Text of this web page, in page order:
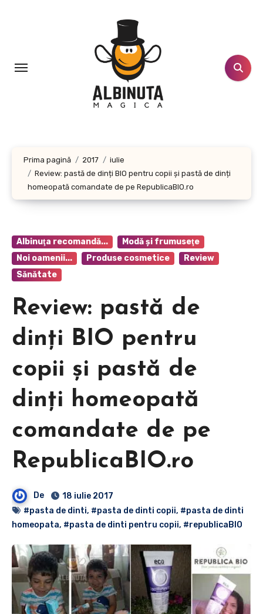
Prima pagină 2017
iulie
Review: pastă de dinți BIO pentru copii şi pastă de dinți
homeopată comandate de pe RepublicaBIO.ro
Albinuţa recomandă...
Modă şi frumuseţe
Noi oamenii...
Produse cosmetice
Review
Sănătate
Review: pastă de
dinți BIO pentru
copii şi pastă de
dinți homeopată
comandate de pe
RepublicaBIO.ro
De
18 iulie 2017
#pasta de dinti, #pasta de dinti copii, #pasta de dinti
homeopata, #pasta de dinti pentru copii, #republicaBIO